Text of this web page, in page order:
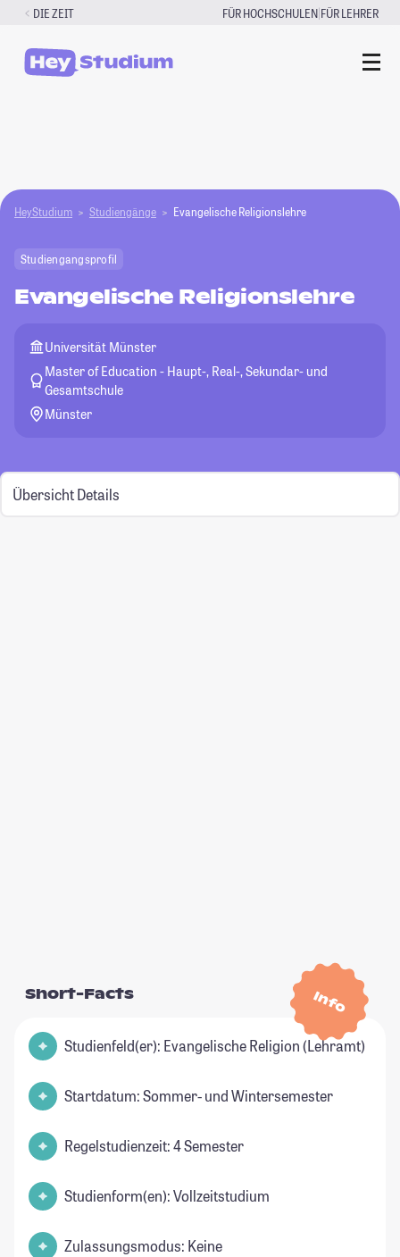
Zum
springen
DIE ZEIT FÜR HOCHSCHULEN|FÜR LEHRER
HeyStudium Studiengänge Evangelische Religionslehre
Studiengangsprofil
Evangelische Religionslehre
Universität Münster
Master of Education - Haupt-, Real-, Sekundar- und
Gesamtschule
Münster
Übersicht Details
Info
Short-Facts
Studienfeld(er): Evangelische Religion (Lehramt)
Startdatum: Sommer- und Wintersemester
Regelstudienzeit: 4 Semester
Studienform(en): Vollzeitstudium
Zulassungsmodus: Keine